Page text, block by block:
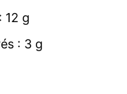
12 g
: 3 g